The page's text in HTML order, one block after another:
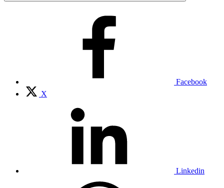
Facebook
X
Linkedin